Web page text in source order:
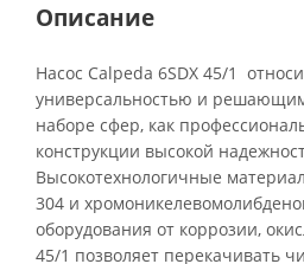
Описание
Насос Calpeda 6SDX 45/1
универсальностью и
наборе сфер, как
конструкции высокой
Высокотехнологичные
304 и
оборудования от коррозии,
45/1 позволяет перекачивать